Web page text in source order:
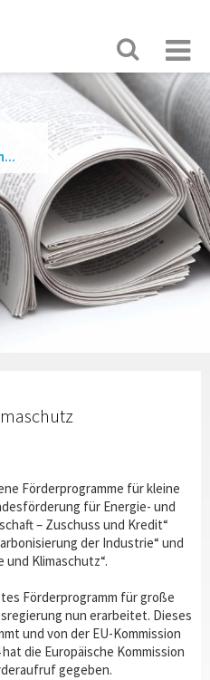
Förderprogramme für kleine
für Energie- und
– Zuschuss und Kredit“
der Industrie“ und
Klimaschutz“.
Förderprogramm für große
nun erarbeitet. Dieses
und von der EU-Kommission
die Europäische Kommission
gegeben.